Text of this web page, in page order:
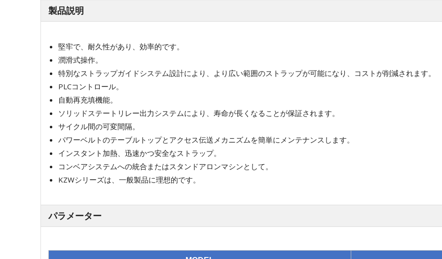
製品説明
堅牢で、耐久性があり、効率的です。
潤滑式操作。
特別なストラップガイドシステム設計により、より広い範囲のストラップが可能になり、コストが削減されます。
PLCコントロール。
自動再充填機能。
ソリッドステートリレー出力システムにより、寿命が長くなることが保証されます。
サイクル間の可変間隔。
パワーベルトのテーブルトップとアクセス伝送メカニズムを簡単にメンテナンスします。
インスタント加熱、迅速かつ安全なストラップ。
コンベアシステムへの統合またはスタンドアロンマシンとして。
KZWシリーズは、一般製品に理想的です。
パラメーター